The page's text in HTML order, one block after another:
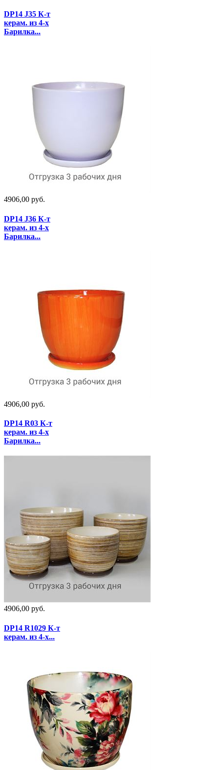
DP14 J35 К-т
керам. из 4-х
Барилка...
4906,00 руб.
DP14 J36 К-т
керам. из 4-х
Барилка...
4906,00 руб.
DP14 R03 К-т
керам. из 4-х
Барилка...
4906,00 руб.
DP14 R1029 К-т
керам. из 4-х...